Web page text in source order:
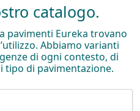
catalogo.
pavimenti Eureka trovano
Abbiamo varianti
di ogni contesto, di
tipo di pavimentazione.